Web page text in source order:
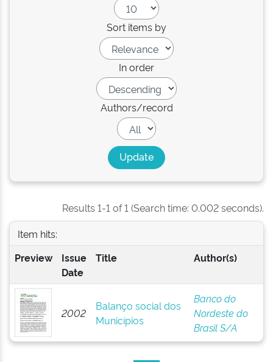
Sort items by
In order
Authors/record
Results 1-1 of 1 (Search time: 0.002 seconds).
Item hits:
Preview
Issue
Date
Title Author(s)
2002
Balanço social dos
Municípios
Banco do
Nordeste do
Brasil S/A